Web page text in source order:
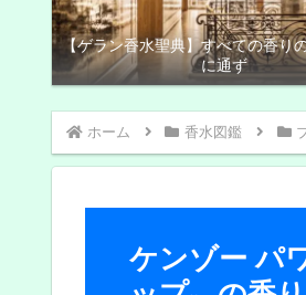
【ゲラン香水聖典】すべての香り
に通ず
ホーム 香水図鑑
ケンゾー パ